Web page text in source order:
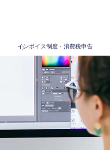
インボイス制度・消費税申告